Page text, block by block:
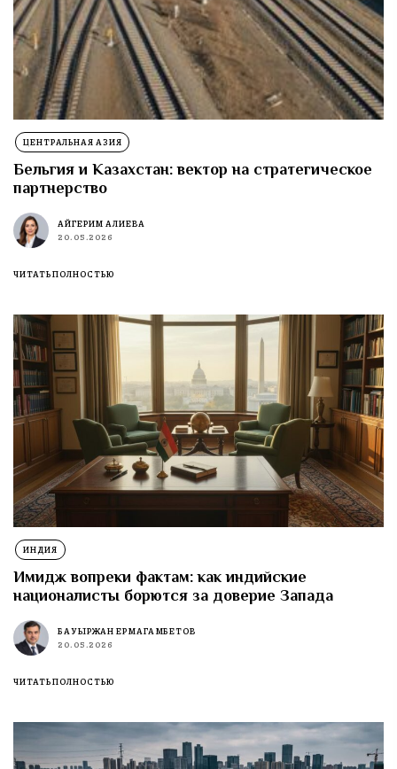
ЦЕНТРАЛЬНАЯ АЗИЯ
Бельгия и Казахстан: вектор на стратегическое
партнерство
АЙГЕРИМ АЛИЕВА
20.05.2026
ЧИТАТЬ ПОЛНОСТЬЮ
ИНДИЯ
Имидж вопреки фактам: как индийские
националисты борются за доверие Запада
БАУЫРЖАН ЕРМАГАМБЕТОВ
20.05.2026
ЧИТАТЬ ПОЛНОСТЬЮ